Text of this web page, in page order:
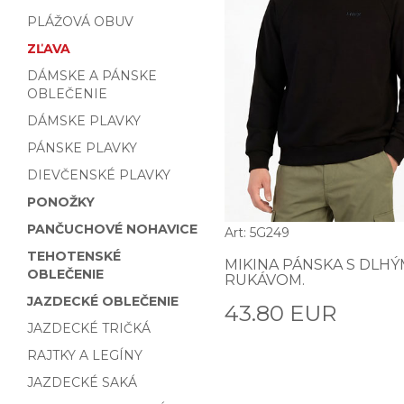
PLÁŽOVÁ OBUV
ZĽAVA
DÁMSKE A PÁNSKE
OBLEČENIE
DÁMSKE PLAVKY
PÁNSKE PLAVKY
DIEVČENSKÉ PLAVKY
PONOŽKY
PANČUCHOVÉ NOHAVICE
TEHOTENSKÉ
OBLEČENIE
JAZDECKÉ OBLEČENIE
JAZDECKÉ TRIČKÁ
RAJTKY A LEGÍNY
JAZDECKÉ SAKÁ
Art: 5G249
MIKINA PÁNSKA S
RUKÁVOM.
43.80 EUR